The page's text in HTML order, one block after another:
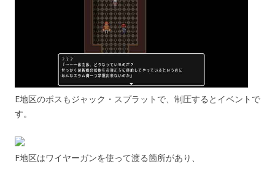
E地区のボスもジャック・スプラットで、制圧するとイベントで
す。
F地区はワイヤーガンを使って渡る箇所があり、